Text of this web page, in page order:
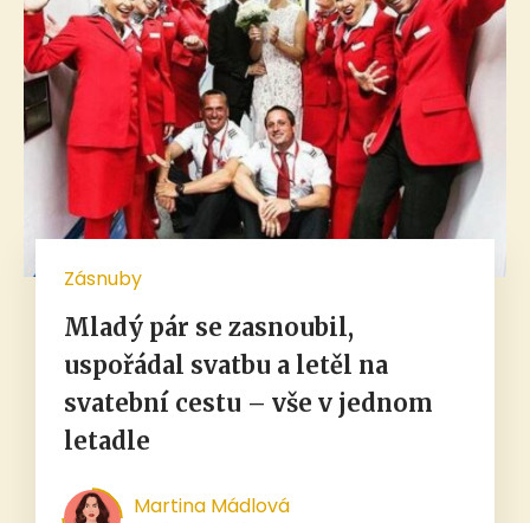
Zásnuby
Mladý pár se zasnoubil,
uspořádal svatbu a letěl na
svatební cestu – vše v jednom
letadle
Martina Mádlová